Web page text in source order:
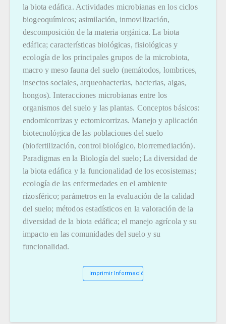
la biota edáfica. Actividades microbianas en los ciclos
biogeoquímicos; asimilación, inmovilización,
descomposición de la materia orgánica. La biota
edáfica; características biológicas, fisiológicas y
ecología de los principales grupos de la microbiota,
macro y meso fauna del suelo (nemátodos, lombrices,
insectos sociales, arqueobacterias, bacterias, algas,
hongos). Interacciones microbianas entre los
organismos del suelo y las plantas. Conceptos básicos:
endomicorrizas y ectomicorrizas. Manejo y aplicación
biotecnológica de las poblaciones del suelo
(biofertilización, control biológico, biorremediación).
Paradigmas en la Biología del suelo; La diversidad de
la biota edáfica y la funcionalidad de los ecosistemas;
ecología de las enfermedades en el ambiente
rizosférico; parámetros en la evaluación de la calidad
del suelo; métodos estadísticos en la valoración de la
diversidad de la biota edáfica; el manejo agrícola y su
impacto en las comunidades del suelo y su
funcionalidad.
Imprimir Información